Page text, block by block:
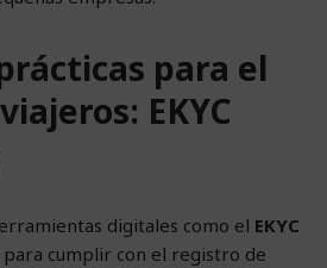
para el
EKYC
digitales como el EKYC
para cumplir con el registro de